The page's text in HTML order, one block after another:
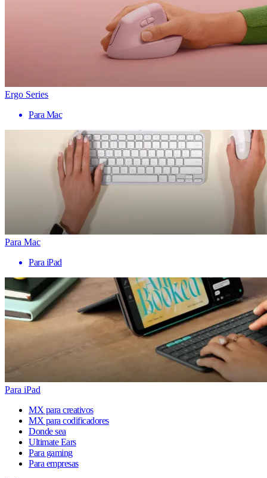
Ergo Series
Para Mac
Para Mac
Para iPad
Para iPad
MX para creativos
MX para codificadores
Donde sea
Ultimate Ears
Para gaming
Para empresas